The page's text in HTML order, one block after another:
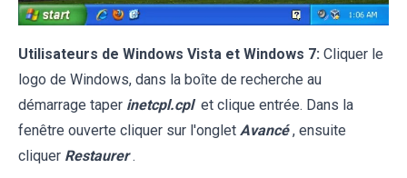
Utilisateurs de Windows Vista et Windows 7: Cliquer le
logo de Windows, dans la boîte de recherche au
démarrage taper inetcpl.cpl et clique entrée. Dans la
fenêtre ouverte cliquer sur l'onglet Avancé , ensuite
cliquer Restaurer .